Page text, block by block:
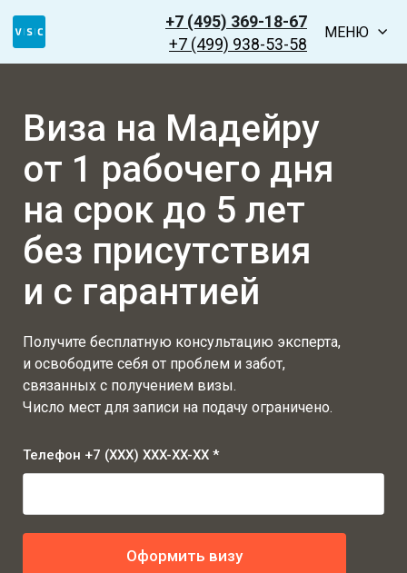
+7 (495) 369-18-67
+7 (499) 938-53-58
МЕНЮ
Виза на Мадейру
от 1 рабочего дня
на срок до 5 лет
без присутствия
и с гарантией
Получите бесплатную консультацию эксперта,
и освободите себя от проблем и забот,
связанных с получением визы.
Число мест для записи на подачу ограничено.
Телефон +7 (XXX) XXX-XX-XX *
Оформить визу